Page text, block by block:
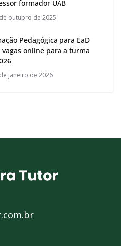
formador UAB
outubro de 2025
Pedagógica para EaD
vagas online para a turma
janeiro de 2026